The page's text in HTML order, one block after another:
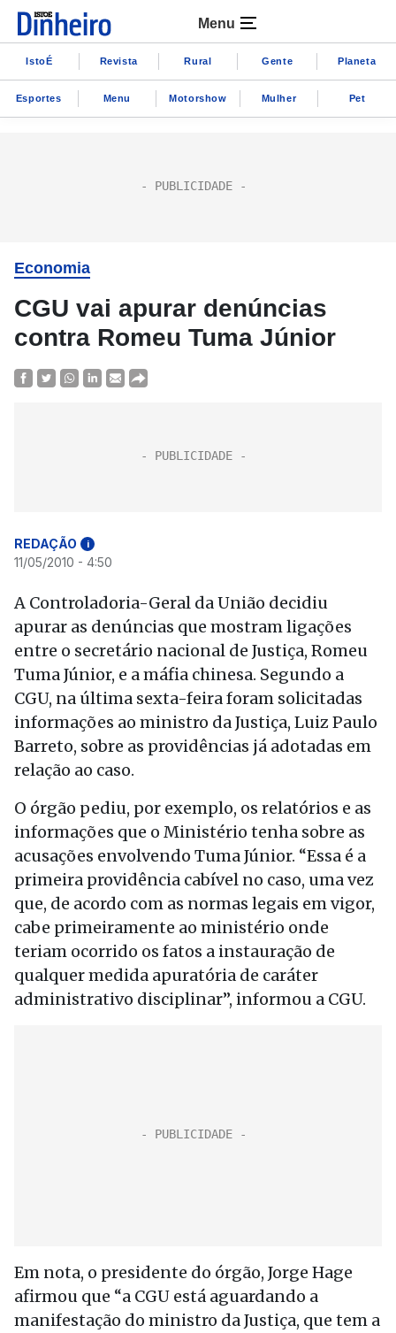
Menu
IstoÉ Revista Rural Gente Planeta
Esportes Menu Motorshow Mulher Pet
Economia
CGU vai apurar denúncias
contra Romeu Tuma Júnior
REDAÇÃO i
11/05/2010 - 4:50
A Controladoria-Geral da União decidiu
apurar as denúncias que mostram ligações
entre o secretário nacional de Justiça, Romeu
Tuma Júnior, e a máfia chinesa. Segundo a
CGU, na última sexta-feira foram solicitadas
informações ao ministro da Justiça, Luiz Paulo
Barreto, sobre as providências já adotadas em
relação ao caso.
O órgão pediu, por exemplo, os relatórios e as
informações que o Ministério tenha sobre as
acusações envolvendo Tuma Júnior. “Essa é a
primeira providência cabível no caso, uma vez
que, de acordo com as normas legais em vigor,
cabe primeiramente ao ministério onde
teriam ocorrido os fatos a instauração de
qualquer medida apuratória de caráter
administrativo disciplinar”, informou a CGU.
Em nota, o presidente do órgão, Jorge Hage
afirmou que “a CGU está aguardando a
manifestação do ministro da Justiça, que tem a